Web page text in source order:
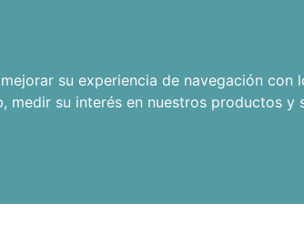
su experiencia de navegación con
, medir su interés en nuestros productos